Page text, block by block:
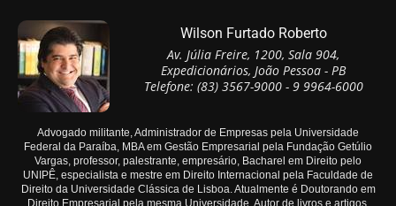
Wilson Furtado Roberto
Av. Júlia Freire, 1200, Sala 904,
Expedicionários, João Pessoa - PB
Telefone: (83) 3567-9000 - 9 9964-6000
Advogado militante, Administrador de Empresas pela Universidade
Federal da Paraíba, MBA em Gestão Empresarial pela Fundação Getúlio
Vargas, professor, palestrante, empresário, Bacharel em Direito pelo
UNIPÊ, especialista e mestre em Direito Internacional pela Faculdade de
Direito da Universidade Clássica de Lisboa. Atualmente é Doutorando em